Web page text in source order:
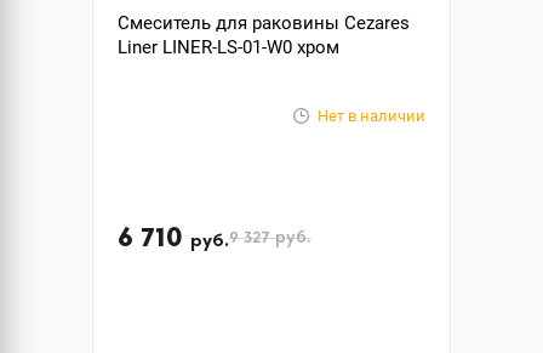
Смеситель для раковины Cezares
Liner LINER-LS-01-W0 хром
Нет в наличии
6 710 руб.9 327руб.